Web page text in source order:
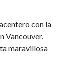
con la
Vancouver.
maravillosa